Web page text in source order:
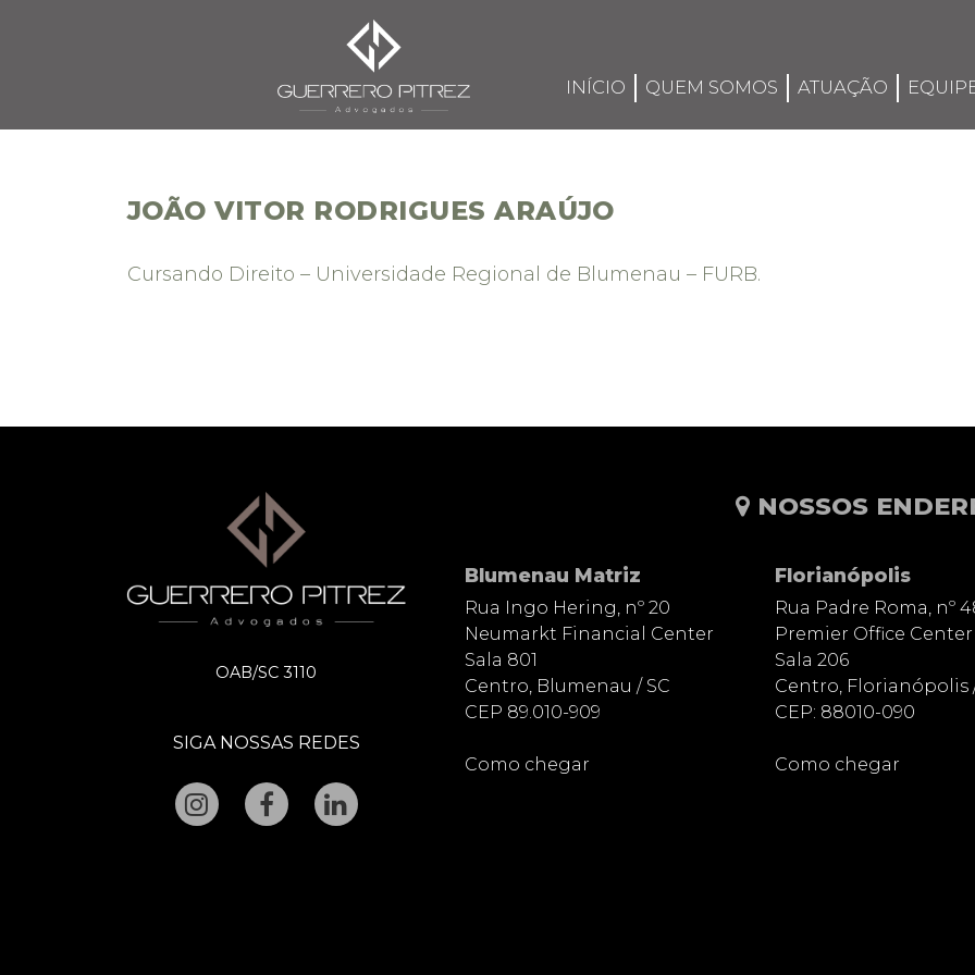
INÍCIO QUEM SOMOS ATUAÇÃO
JOÃO VITOR RODRIGUES ARAÚJO
Cursando Direito – Universidade Regional de Blumenau – FURB.
OAB/SC 3110
SIGA NOSSAS REDES
NOSSOS
Blumenau Matriz
Rua Ingo Hering, nº 20
Neumarkt Financial Center
Sala 801
Centro, Blumenau / SC
CEP 89.010-909
Como chegar
Florianópolis
Rua Padre Roma, nº
Premier Office Center
Sala 206
Centro, Florianópolis
CEP: 88010-090
Como chegar